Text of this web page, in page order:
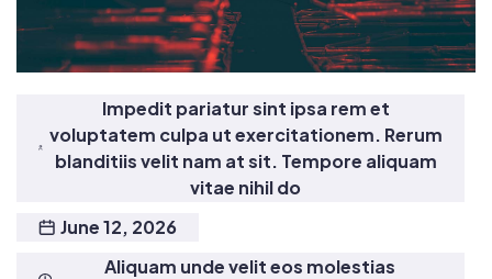
Impedit pariatur sint ipsa rem et
voluptatem culpa ut exercitationem. Rerum
blanditiis velit nam at sit. Tempore aliquam
vitae nihil do
June 12, 2026
Aliquam unde velit eos molestias